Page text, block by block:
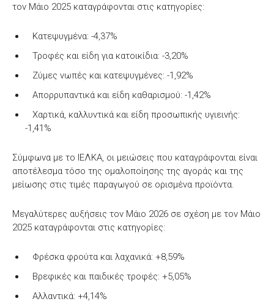
τον Μάιο 2025 καταγράφονται στις κατηγορίες:
Κατεψυγμένα: -4,37%
Τροφές και είδη για κατοικίδια: -3,20%
Ζύμες νωπές και κατεψυγμένες: -1,92%
Απορρυπαντικά και είδη καθαρισμού: -1,42%
Χαρτικά, καλλυντικά και είδη προσωπικής υγιεινής:
-1,41%
Σύμφωνα με το ΙΕΛΚΑ, οι μειώσεις που καταγράφονται είναι
αποτέλεσμα τόσο της ομαλοποίησης της αγοράς και της
μείωσης στις τιμές παραγωγού σε ορισμένα προϊόντα.
Μεγαλύτερες αυξήσεις τον Μάιο 2026 σε σχέση με τον Μάιο
2025 καταγράφονται στις κατηγορίες:
Φρέσκα φρούτα και λαχανικά: +8,59%
Βρεφικές και παιδικές τροφές: +5,05%
Αλλαντικά: +4,14%